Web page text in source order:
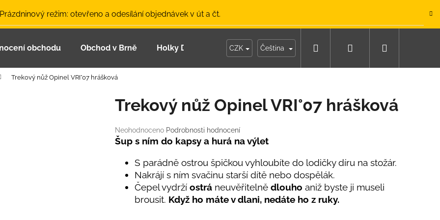
režim: otevřeno a odesílání objednávek v út a čt.
obchodu Obchod v Brně Holky Dupeťačky Moje objednávka
CZK Čeština Hledat Přihlášení
Trekový nůž Opinel VRI°07 hrášková
Průměrné
hodnocení
produktu
hvězdiček.
Neohodnoceno Podrobnosti hodnocení
Trekový nůž Opinel VRI°07 hrášková
Šup s ním do kapsy a hurá na výlet
S parádně ostrou špičkou vyhloubíte do lodičky díru na stožár.
Nakrájí s ním svačinu starší dítě nebo dospělák.
Čepel vydrží ostrá neuvěřitelně dlouho aniž byste ji museli
brousit. Když ho máte v dlani, nedáte ho z ruky.
Co potřebujete najít?